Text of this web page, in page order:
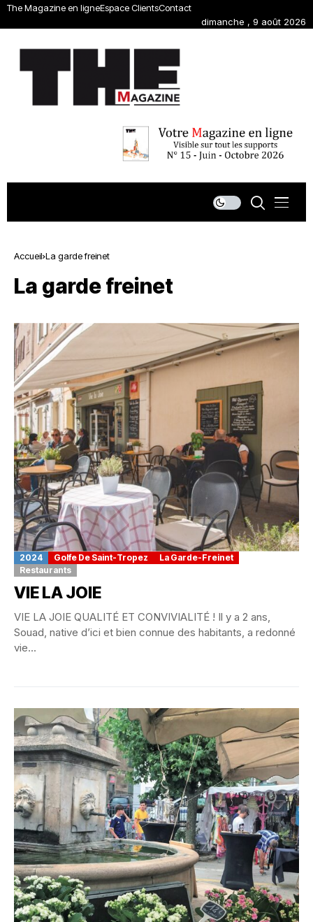
The Magazine en ligneEspace ClientsContact
dimanche , 9 août 2026
Accueil La garde freinet
La garde freinet
2024 Golfe De Saint-Tropez
La Garde-Freinet
Restaurants
VIE LA JOIE
VIE LA JOIE QUALITÉ ET CONVIVIALITÉ ! Il y a 2 ans,
Souad, native d’ici et bien connue des habitants, a redonné
vie...